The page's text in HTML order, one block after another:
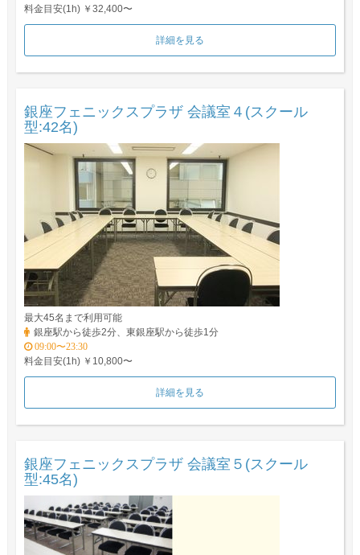
料金目安(1h) ￥32,400〜
詳細を見る
銀座フェニックスプラザ 会議室４(スクール
型:42名)
最大45名まで利用可能
銀座駅から徒歩2分、東銀座駅から徒歩1分
09:00〜23:30
料金目安(1h) ￥10,800〜
詳細を見る
銀座フェニックスプラザ 会議室５(スクール
型:45名)